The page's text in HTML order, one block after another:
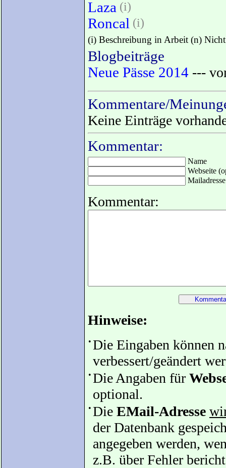
Laza (i)
Roncal (i)
(i) Beschreibung in Arbeit (n)
Blogbeiträge
Neue Pässe 2014 ---
Kommentare/
Keine Einträge
Kommentar:
Name
Webseite
Kommentar:
Hinweise:
• Die Eingaben können
verbessert/geändert
• Die Angaben für
optional.
• Die EMail-Adresse
der Datenbank
angegeben werden,
z.B. über Fehler